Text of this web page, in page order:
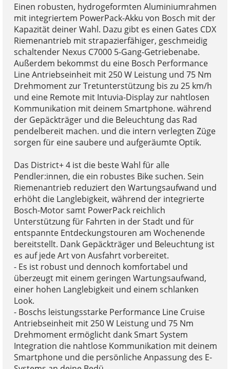
Einen robusten, hydrogeformten Aluminiumrahmen
mit integriertem PowerPack-Akku von Bosch mit der
Kapazität deiner Wahl. Dazu gibt es einen Gates CDX
Riemenantrieb mit strapazierfähiger, geschmeidig
schaltender Nexus C7000 5-Gang-Getriebenabe.
Außerdem bekommst du eine Bosch Performance
Line Antriebseinheit mit 250 W Leistung und 75 Nm
Drehmoment zur Tretunterstützung bis zu 25 km/h
und eine Remote mit Intuvia-Display zur nahtlosen
Kommunikation mit deinem Smartphone. während
der Gepäckträger und die Beleuchtung das Rad
pendelbereit machen. und die intern verlegten Züge
sorgen für eine saubere und aufgeräumte Optik.
Das District+ 4 ist die beste Wahl für alle
Pendler:innen, die ein robustes Bike suchen. Sein
Riemenantrieb reduziert den Wartungsaufwand und
erhöht die Langlebigkeit, während der integrierte
Bosch-Motor samt PowerPack reichlich
Unterstützung für Fahrten in der Stadt und für
entspannte Entdeckungstouren am Wochenende
bereitstellt. Dank Gepäckträger und Beleuchtung ist
es auf jede Art von Ausfahrt vorbereitet.
- Es ist robust und dennoch komfortabel und
überzeugt mit einem geringen Wartungsaufwand,
einer hohen Langlebigkeit und einem schlanken
Look.
- Boschs leistungsstarke Performance Line Cruise
Antriebseinheit mit 250 W Leistung und 75 Nm
Drehmoment ermöglicht dank Smart System
Integration die nahtlose Kommunikation mit deinem
Smartphone und die persönliche Anpassung des E-